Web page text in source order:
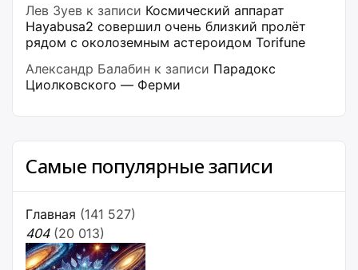
Лев Зуев к записи Космический аппарат
Hayabusa2 совершил очень близкий пролёт
рядом с околоземным астероидом Torifune
Александр Балабин к записи Парадокс
Циолковского — Ферми
Самые популярные записи
Главная (141 527)
404 (20 013)